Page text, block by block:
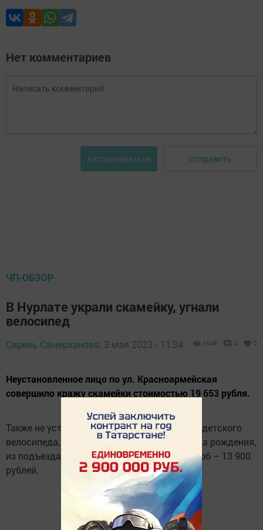
Нет комментариев
Авторизоваться Отправить
ЧП-ОБЗОР
В Нурлате украли скамейку, угнали
велосипед
Сирень Самерханова, 3 мая 2023 - 11:34 1049 0 0
Неустановленное лицо по ул. Красноармейская
совершило кражу скамейки стоимостью 19 653 рубля.
Также не установлен и совершивший кражу детского
велосипеда, принадлежащего гр.К. 1983 года рождения,
из подъезда дома по ул.Циолковского. Ущерб – 13 900
рублей.